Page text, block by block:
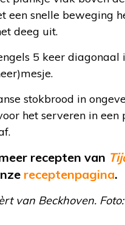
een snelle beweging
deeg uit.
5 keer diagonaal
stokbrood in
het serveren in een
recepten van
receptenpagina.
van Beckhoven.